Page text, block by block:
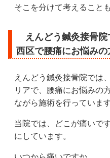
そこを分けて考えること
えんどう鍼灸接骨
西区で腰痛にお悩みの
えんどう鍼灸接骨院では
リアで、腰痛にお悩みの
ながら施術を行っています
当院では、どこが痛いで
にしています。